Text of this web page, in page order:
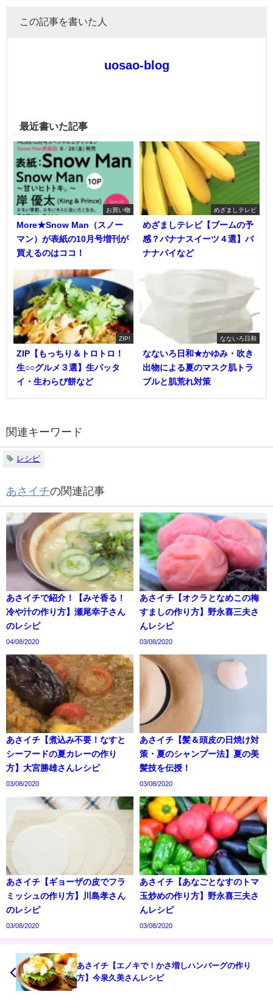
この記事を書いた人
uosao-blog
最近書いた記事
お買い物
More★Snow Man（スノー
マン）が表紙の10月号増刊が
買えるのはココ！
めざましテレビ
めざましテレビ【ブームの予
感？バナナスイーツ４選】バ
ナナパイなど
ZIP!
ZIP【もっちり＆トロトロ！
生○○グルメ３選】生パッタ
イ・生わらび餅など
なないろ日和
なないろ日和★かゆみ・吹き
出物による夏のマスク肌トラ
ブルと肌荒れ対策
関連キーワード
レシピ
あさイチの関連記事
あさイチで紹介！【みそ香る！
冷や汁の作り方】瀬尾幸子さん
のレシピ
04/08/2020
あさイチ【オクラとなめこの梅
すましの作り方】野永喜三夫さ
んレシピ
03/08/2020
あさイチ【煮込み不要！なすと
シーフードの夏カレーの作り
方】大宮勝雄さんレシピ
03/08/2020
あさイチ【髪＆頭皮の日焼け対
策・夏のシャンプー法】夏の美
髪技を伝授！
03/08/2020
あさイチ【ギョーザの皮でフラ
ミッシュの作り方】川島孝さん
のレシピ
03/08/2020
あさイチ【あなごとなすのトマ
玉炒めの作り方】野永喜三夫さ
んレシピ
03/08/2020
あさイチ【エノキで！かさ増しハンバーグの作り
方】今泉久美さんレシピ